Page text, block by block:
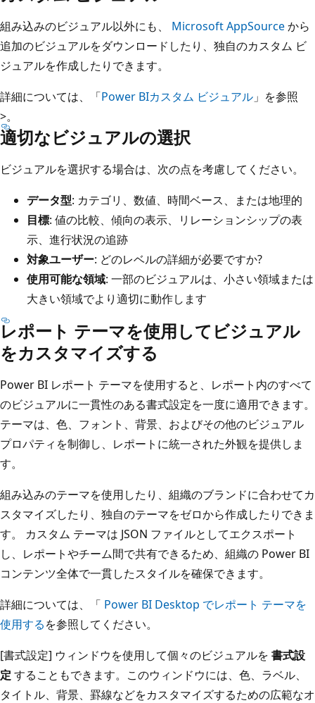
組み込みのビジュアル以外にも、 Microsoft AppSourceから
追加のビジュアルをダウンロードしたり、独自のカスタム ビ
ジュアルを作成したりできます。
詳細については、「Power BIカスタム ビジュアル 」を参照
>。
適切なビジュアルの選択
ビジュアルを選択する場合は、次の点を考慮してください。
データ型: カテゴリ、数値、時間ベース、または地理的
目標: 値の比較、傾向の表示、リレーションシップの表
示、進行状況の追跡
対象ユーザー: どのレベルの詳細が必要ですか?
使用可能な領域: 一部のビジュアルは、小さい領域または
大きい領域でより適切に動作します
レポート テーマを使用してビジュアル
をカスタマイズする
Power BI レポート テーマを使用すると、レポート内のすべて
のビジュアルに一貫性のある書式設定を一度に適用できます。
テーマは、色、フォント、背景、およびその他のビジュアル
プロパティを制御し、レポートに統一された外観を提供しま
す。
組み込みのテーマを使用したり、組織のブランドに合わせてカ
スタマイズしたり、独自のテーマをゼロから作成したりできま
す。 カスタム テーマは JSON ファイルとしてエクスポート
し、レポートやチーム間で共有できるため、組織の Power BI
コンテンツ全体で一貫したスタイルを確保できます。
詳細については、「 Power BI Desktop でレポート テーマを
使用するを参照してください。
[書式設定] ウィンドウを使用して個々のビジュアルを 書式設
定 することもできます。このウィンドウには、色、ラベル、
タイトル、背景、罫線などをカスタマイズするための広範なオ